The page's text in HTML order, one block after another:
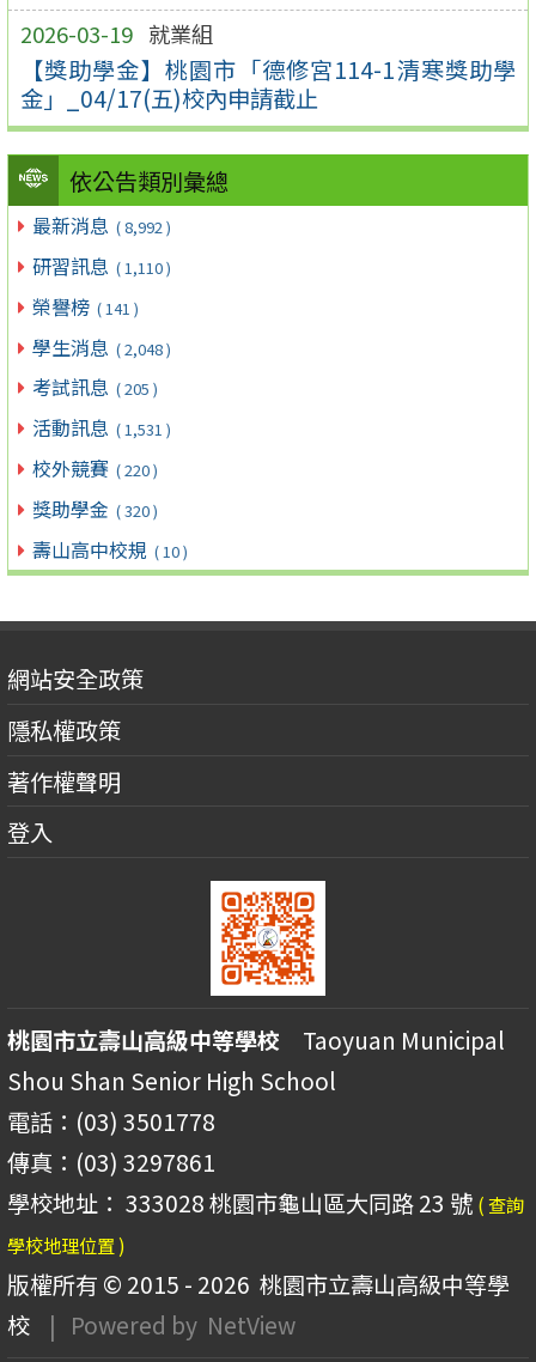
2026-03-19 就業組
【獎助學金】桃園市「德修宮114-1清寒獎助學
金」_04/17(五)校內申請截止
依公告類別彙總
最新消息 ( 8,992 )
研習訊息 ( 1,110 )
榮譽榜 ( 141 )
學生消息 ( 2,048 )
考試訊息 ( 205 )
活動訊息 ( 1,531 )
校外競賽 ( 220 )
獎助學金 ( 320 )
壽山高中校規 ( 10 )
網站安全政策
隱私權政策
著作權聲明
登入
桃園市立壽山高級中等學校 Taoyuan Municipal
Shou Shan Senior High School
電話：(03) 3501778
傳真：(03) 3297861
學校地址： 333028 桃園市龜山區大同路 23 號 ( 查詢
學校地理位置 )
版權所有 © 2015 - 2026 桃園市立壽山高級中等學
校
| Powered by NetView